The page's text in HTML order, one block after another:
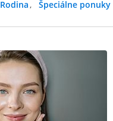
Rodina Špeciálne ponuky